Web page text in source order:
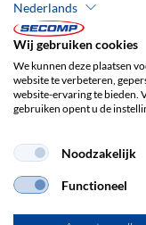
Privacybeleid
Nederlands
Wij gebruiken cookies
We kunnen deze plaatsen
website te verbeteren,
website-ervaring te bieden.
gebruiken opent u de
Noodzakelijk
Functioneel